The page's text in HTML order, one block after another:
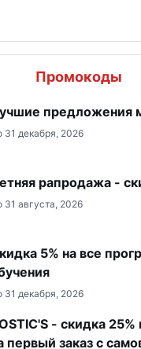
Промокоды
предложения
31 декабря, 2026
рапродажа -
31 августа, 2026
5% на все
31 декабря, 2026
- скидка
первый заказ с